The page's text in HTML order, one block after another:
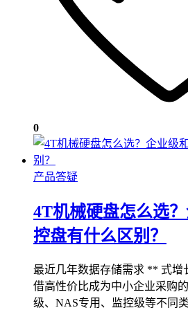
0
产品答疑
4T机械硬盘怎么选
控盘有什么区别？
最近几年数据存储需求 ** 式增
借高性价比成为中小企业采购
级、NAS专用、监控级等不同